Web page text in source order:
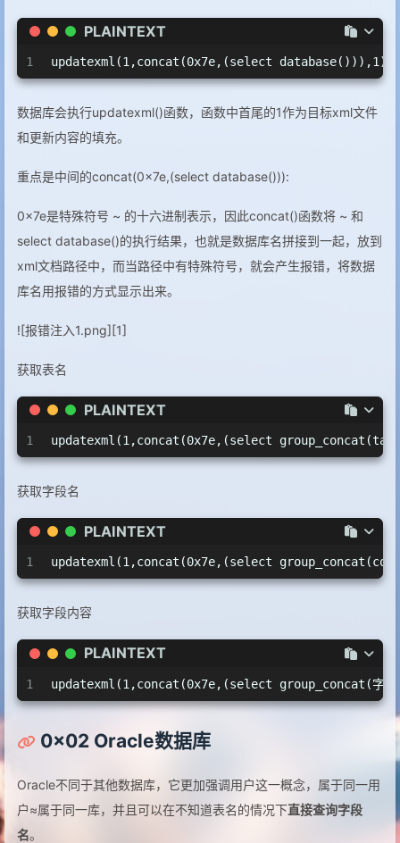
PLAINTEXT
1 updatexml(1,concat(0x7e,(select database())),1)
数据库会执行updatexml()函数，函数中首尾的1作为目标xml文件
和更新内容的填充。
重点是中间的concat(0x7e,(select database())):
0x7e是特殊符号 ~ 的十六进制表示，因此concat()函数将 ~ 和
select database()的执行结果，也就是数据库名拼接到一起，放到
xml文档路径中，而当路径中有特殊符号，就会产生报错，将数据
库名用报错的方式显示出来。
![报错注入1.png][1]
获取表名
PLAINTEXT
1 updatexml(1,concat(0x7e,(select
获取字段名
PLAINTEXT
1 updatexml(1,concat(0x7e,(select
获取字段内容
PLAINTEXT
1 updatexml(1,concat(0x7e,(select group_concat(字
0x02 Oracle数据库
Oracle不同于其他数据库，它更加强调用户这一概念，属于同一用
户≈属于同一库，并且可以在不知道表名的情况下直接查询字段
名。